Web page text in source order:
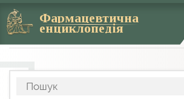
Фармацевтична
енциклопедія